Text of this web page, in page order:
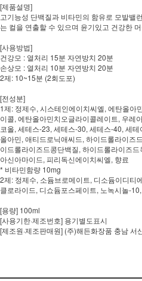
[제품설명]
고기능성 단백질과 비타민의 함유로 모발밸
는 컬을 연출할 수 있으며 윤기있고 건강한
[사용방법]
건강모 : 열처리 15분 자연방치 20분
손상모 : 열처리 10분 자연방치 20분
2제: 10~15분 (2회도포)
[전성분]
1제: 정제수, 시스테인에이치씨엘, 에탄올아
이콜, 에탄올아민치오글라이콜레이트, 우레
코올, 세테스-23, 세테스-30, 세테스-40, 세
올아민, 애티드로닉애씨드, 하이드롤라이즈
이드롤라이즈드콩단백질, 하이드롤라이즈
아신아마이드, 피리독신에이치씨엘, 향료
* 비타민함량 10mg
2제: 정제수, 소듐브로메이트, 디소듐이디티
클로라이드, 디쇼듐포스페이트, 노녹시놀-
[용량] 100ml
[사용기한·제조번호] 용기별도표시
[제조원·제조판매원] (주)해든화장품 충남 서